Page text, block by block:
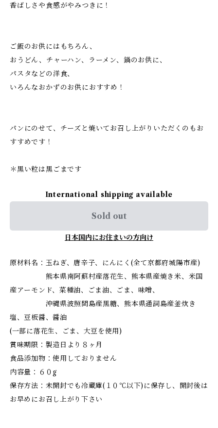
香ばしさや食感がやみつきに！
ご飯のお供にはもちろん、
おうどん、チャーハン、ラーメン、鍋のお供に、
パスタなどの洋食、
いろんなおかずのお供におすすめ！
パンにのせて、チーズと焼いてお召し上がりいただくのもお
すすめです！
＊黒い粒は黒ごまです
International shipping available
Sold out
日本国内にお住まいの方向け
原材料名：玉ねぎ、唐辛子、にんにく(全て京都府城陽市産)
熊本県南阿蘇村産落花生、熊本県産焼き米、米国
産アーモンド、菜種油、ごま油、ごま、味噌、
沖縄県波照間島産黒糖、熊本県通詞島産釜炊き
塩、豆板醤、醤油
(一部に落花生、ごま、大豆を使用)
賞味期限：製造日より８ヶ月
食品添加物：使用しておりません
内容量：６０g
保存方法：未開封でも冷蔵庫(１０℃以下)に保存し、開封後は
お早めにお召し上がり下さい